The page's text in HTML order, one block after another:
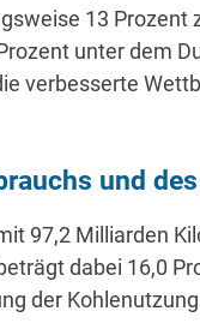
13 Prozent
unter dem
verbesserte
und
97,2 Milliarden
dabei 16,0
der